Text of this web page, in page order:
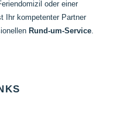
oder einer
Ihr kompetenter Partner
Rund-um-Service.